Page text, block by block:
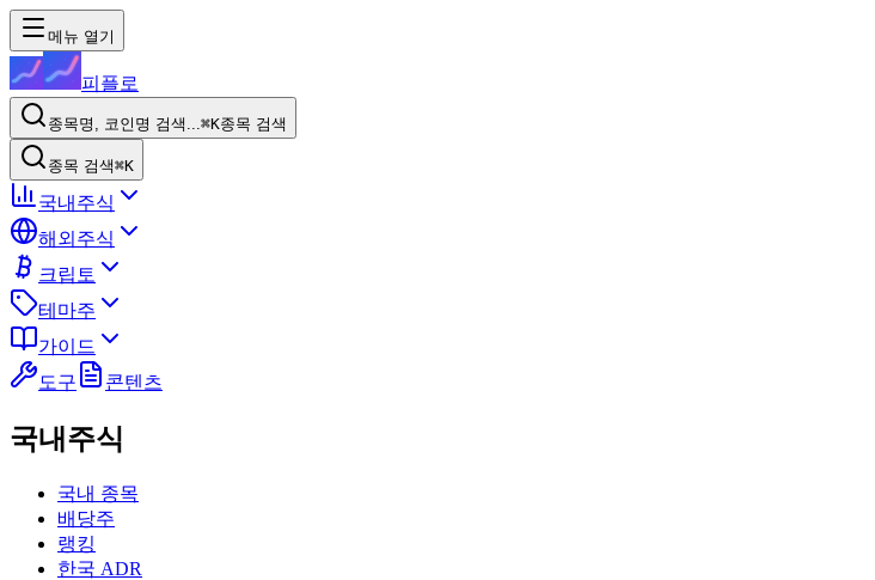
메뉴 열기
피플로
종목명, 코인명 검색...⌘K종목 검색
종목 검색⌘K
국내주식
해외주식
크립토
테마주
가이드
도구
콘텐츠
국내주식
국내 종목
배당주
랭킹
한국 ADR